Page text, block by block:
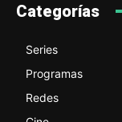
Categorías
Series
Programas
Redes